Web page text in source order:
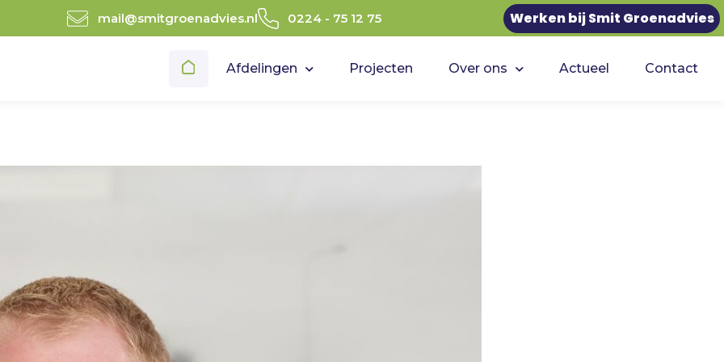
mail@smitgroenadvies.nl 0224 - 75 12 75 Werken bij Smit Groenadvies
Afdelingen Projecten Over ons Actueel Contact